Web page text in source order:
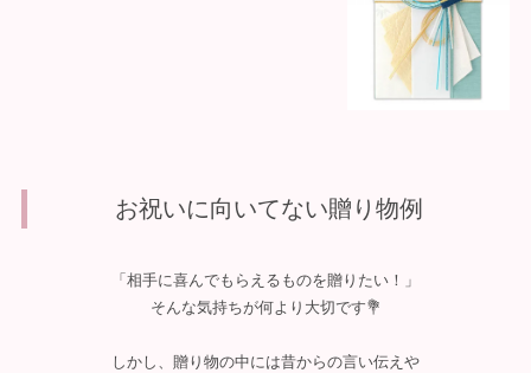
お祝いに向いてない贈り物例
「相手に喜んでもらえるものを贈りたい！」
そんな気持ちが何より大切です💐
しかし、贈り物の中には昔からの言い伝えや